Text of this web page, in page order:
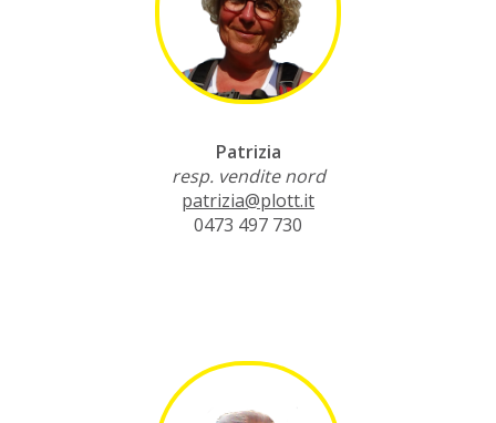
Patrizia
resp. vendite nord
patrizia@plott.it
0473 497 730